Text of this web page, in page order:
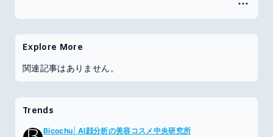
Explore More
関連記事はありません。
Trends
Bicochu│AI顔分析の美容コスメ中央研究所